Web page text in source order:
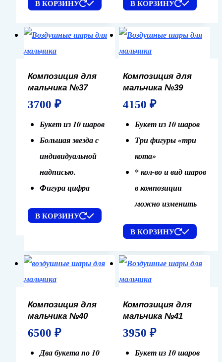
В КОРЗИНУ В КОРЗИНУ
Композиция для
мальчика №37
3700 ₽
Букет из 10 шаров
Большая звезда с
индивидуальной
надписью.
Фигура цифра
В КОРЗИНУ
Композиция для
мальчика №39
4150 ₽
Букет из 10 шаров
Три фигуры «три
кота»
* кол-во и вид шаров
в композиции
можно изменить
В КОРЗИНУ
Композиция для
мальчика №40
6500 ₽
Два букета по 10
Композиция для
мальчика №41
3950 ₽
Букет из 10 шаров